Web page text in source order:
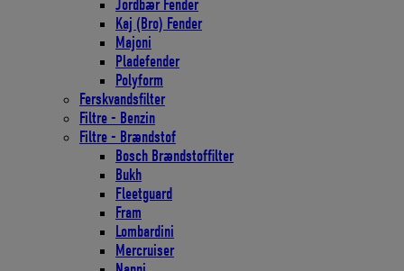
Jordbær Fender
Kaj (Bro) Fender
Majoni
Pladefender
Polyform
Ferskvandsfilter
Filtre - Benzin
Filtre - Brændstof
Bosch Brændstoffilter
Bukh
Fleetguard
Fram
Lombardini
Mercruiser